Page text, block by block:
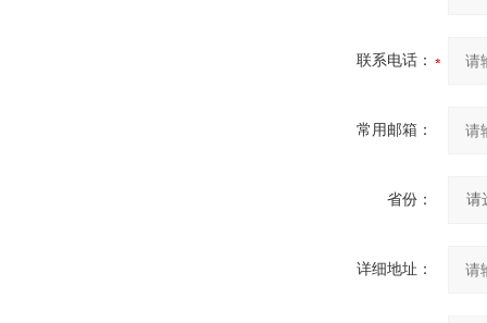
联系电话：
常用邮箱：
省份：
详细地址：